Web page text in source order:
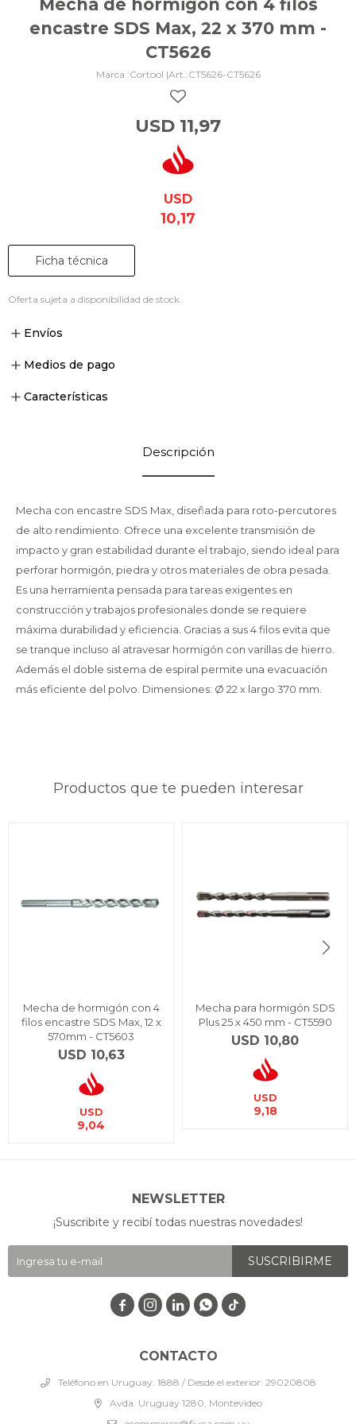
Mecha de hormigón con 4 filos
encastre SDS Max, 22 x 370 mm -
CT5626
Cortool | CT5626-CT5626
USD 11,97
USD
10,17
Ficha técnica
Oferta sujeta a disponibilidad de stock.
Envíos
Medios de pago
Características
Descripción
Mecha con encastre SDS Max, diseñada para roto-percutores
de alto rendimiento. Ofrece una excelente transmisión de
impacto y gran estabilidad durante el trabajo, siendo ideal para
perforar hormigón, piedra y otros materiales de obra pesada.
Es una herramienta pensada para tareas exigentes en
construcción y trabajos profesionales donde se requiere
máxima durabilidad y eficiencia. Gracias a sus 4 filos evita que
se tranque incluso al atravesar hormigón con varillas de hierro.
Además el doble sistema de espiral permite una evacuación
más eficiente del polvo. Dimensiones: Ø 22 x largo 370 mm.
Productos que te pueden interesar
Mecha de hormigón con 4
filos encastre SDS Max, 12 x
570mm - CT5603
USD 10,63
USD
9,04
Mecha para hormigón SDS
Plus 25 x 450 mm - CT5590
USD 10,80
USD
9,18
CONTACTO
Teléfono en Uruguay: 1888 / Desde el exterior: 29020808
Avda. Uruguay 1280, Montevideo
NEWSLETTER
¡Suscribite y recibí todas nuestras novedades!
SUSCRIBIRME
   